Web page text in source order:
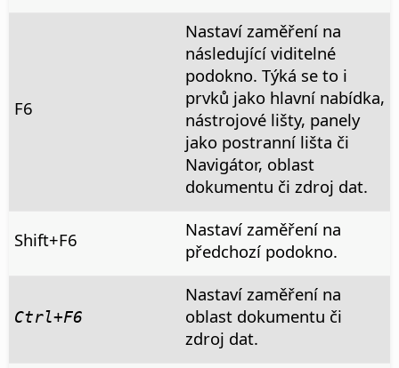
F6
Nastaví zaměření na
následující viditelné
podokno. Týká se to i
prvků jako hlavní nabídka,
nástrojové lišty, panely
jako postranní lišta či
Navigátor, oblast
dokumentu či zdroj dat.
Shift+F6
Nastaví zaměření na
předchozí podokno.
Ctrl+F6
Nastaví zaměření na
oblast dokumentu či
zdroj dat.